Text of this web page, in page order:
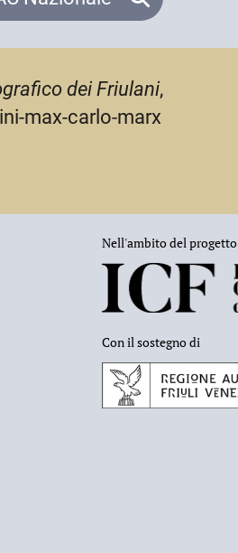
dei Friulani,
max-carlo-marx
Nell'ambito del progetto
Con il sostegno di